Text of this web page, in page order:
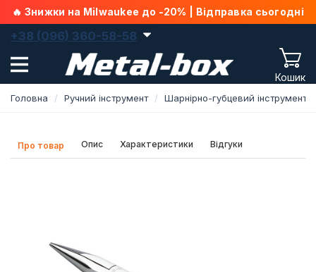
🔥 Знижки на Milwaukee до -20% | Відправка сьогодні
+38 (096) 360-58-58
Кошик
Головна Ручний інструмент Шарнірно-губцевий інструмент
Про товар Опис Характеристики Відгуки